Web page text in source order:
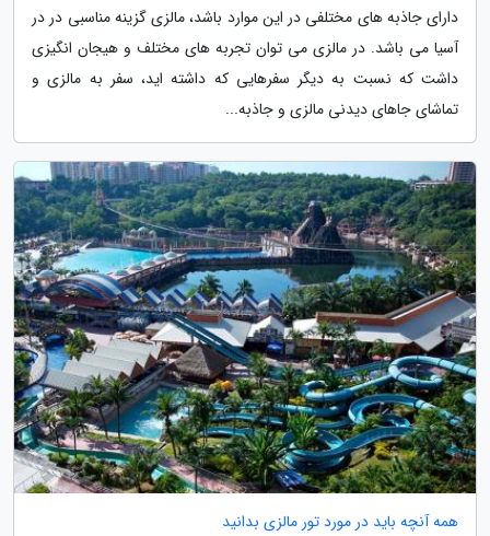
دارای جاذبه های مختلفی در این موارد باشد، مالزی گزینه مناسبی در در
آسیا می باشد. در مالزی می توان تجربه های مختلف و هیجان انگیزی
داشت که نسبت به دیگر سفرهایی که داشته اید، سفر به مالزی و
تماشای جاهای دیدنی مالزی و جاذبه...
همه آنچه باید در مورد تور مالزی بدانید